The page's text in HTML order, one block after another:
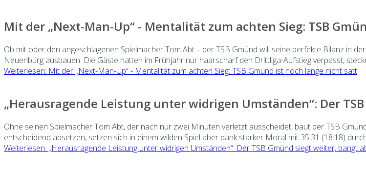
Mit der „Next-Man-Up“ - Mentalität zum achten Sieg: TSB
Ob mit oder den angeschlagenen Spielmacher Tom Abt – der TSB Gmünd will seine perfekte Bilanz in
Neuenbürg ausbauen. Die Gäste hatten im Frühjahr nur haarscharf den Drittliga-Aufstieg verpasst,
Weiterlesen: Mit der „Next-Man-Up“ - Mentalität zum achten Sieg: TSB Gmünd ist noch lange nicht satt
„Herausragende Leistung unter widrigen Umständen“: Der
Ohne seinen Spielmacher Tom Abt, der nach nur zwei Minuten verletzt ausscheidet, baut der TSB
entscheidend absetzen, setzen sich in einem wilden Spiel aber dank starker Moral mit 35:31 (18:18)
Weiterlesen: „Herausragende Leistung unter widrigen Umständen“: Der TSB Gmünd siegt weiter, bangt